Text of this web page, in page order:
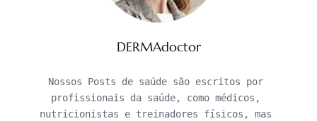
DERMAdoctor
Nossos Posts de saúde são escritos por
profissionais da saúde, como médicos,
nutricionistas e treinadores físicos, mas